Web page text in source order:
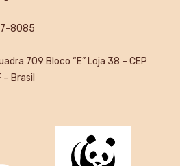
8085
709 Bloco “E” Loja 38 – CEP
Brasil